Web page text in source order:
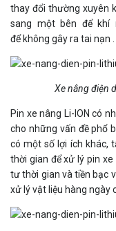
thay đổi thường xuyên
sang một bên để khí
để không gây ra tai nạn
Xe nâng điện
Pin xe nâng Li-ION có
cho những vấn đề phổ
có một số lợi ích khác,
thời gian để xử lý pin
tư thời gian và tiền bạc
xử lý vật liệu hàng ngày